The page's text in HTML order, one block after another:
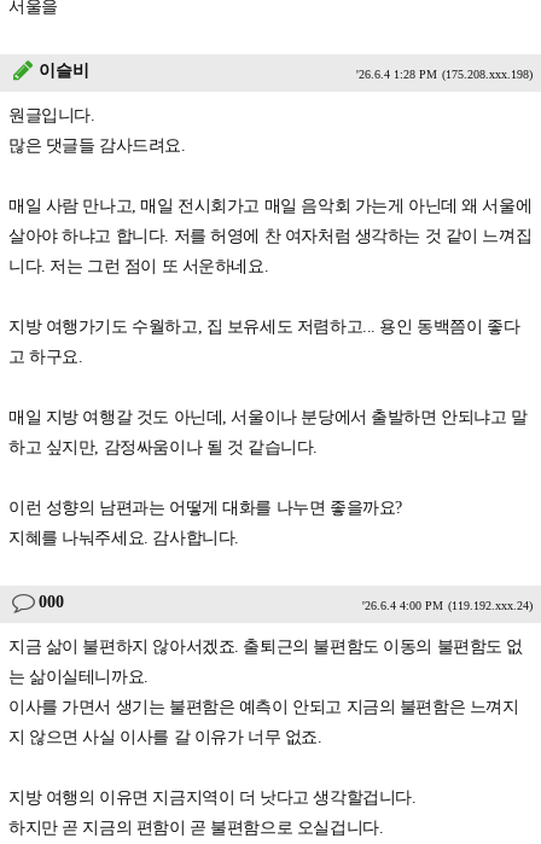
서울을
이슬비 '26.6.4 1:28 PM (175.208.xxx.198)
원글입니다.
많은 댓글들 감사드려요.
매일 사람 만나고, 매일 전시회가고 매일 음악회 가는게 아닌데 왜 서울에
살아야 하냐고 합니다. 저를 허영에 찬 여자처럼 생각하는 것 같이 느껴집
니다. 저는 그런 점이 또 서운하네요.
지방 여행가기도 수월하고, 집 보유세도 저렴하고... 용인 동백쯤이 좋다
고 하구요.
매일 지방 여행갈 것도 아닌데, 서울이나 분당에서 출발하면 안되냐고 말
하고 싶지만, 감정싸움이나 될 것 같습니다.
이런 성향의 남편과는 어떻게 대화를 나누면 좋을까요?
지혜를 나눠주세요. 감사합니다.
000 '26.6.4 4:00 PM (119.192.xxx.24)
지금 삶이 불편하지 않아서겠죠. 출퇴근의 불편함도 이동의 불편함도 없
는 삶이실테니까요.
이사를 가면서 생기는 불편함은 예측이 안되고 지금의 불편함은 느껴지
지 않으면 사실 이사를 갈 이유가 너무 없죠.
지방 여행의 이유면 지금지역이 더 낫다고 생각할겁니다.
하지만 곧 지금의 편함이 곧 불편함으로 오실겁니다.